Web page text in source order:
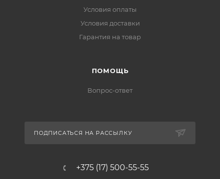
Условия оплаты
Условия доставки
Гарантия на товар
ПОМОЩЬ
Вопрос-ответ
ПОДПИСАТЬСЯ НА РАССЫЛКУ
+375 (17) 500-55-55